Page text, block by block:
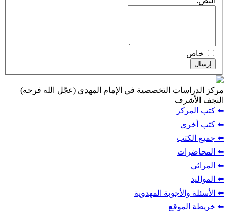
التخصصية في الإمام المهدي (عجّل الله فرجه)
المهدوية